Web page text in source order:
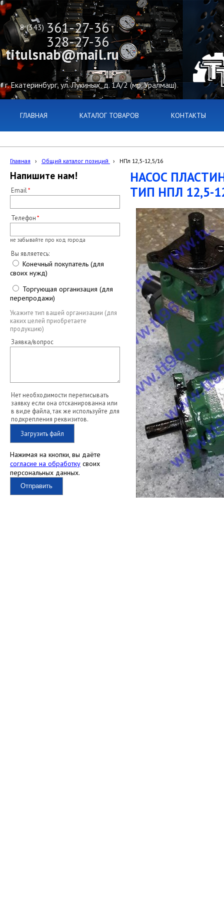
8 (343) 361-27-36
г. Екатеринбург, ул. Лукиных, д. 1А/2 (мр. Уралмаш)
328-27-36
titulsnab@mail.ru
ГЛАВНАЯ КАТАЛОГ ТОВАРОВ КОНТАКТЫ
Главная › Общий каталог позиций › НПл 12,5-12,5/16
Напишите нам!
Email
Телефон
не забывайте про код города
Вы являетесь:
Конечный покупатель (для
своих нужд)
Торгующая организация (для
перепродажи)
Укажите тип вашей организации (для
каких целей приобретаете
продукцию)
Заявка/вопрос
Нет необходимости переписывать
заявку если она отсканированна или
в виде файла, так же используйте для
подкрепления реквизитов.
Загрузить файл
Нажимая на кнопки, вы даёте
согласие на обработку своих
персональных данных.
Отправить
НАСОС
ТИП НПЛ 12,5-